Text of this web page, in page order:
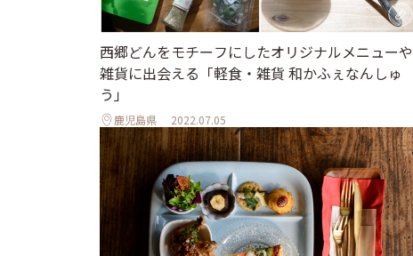
西郷どんをモチーフにしたオリジナルメニューや
雑貨に出会える「軽食・雑貨 和かふぇなんしゅ
う」
鹿児島県 2022.07.05